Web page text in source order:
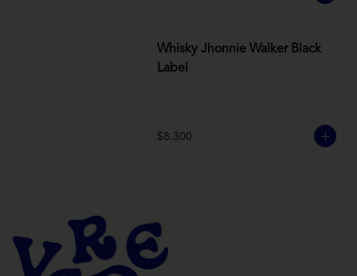
Whisky Jhonnie Walker Black
Label
$8.300